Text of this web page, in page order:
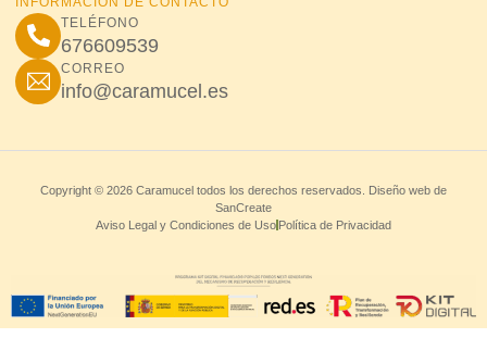
TELÉFONO
676609539
CORREO
info@caramucel.es
Copyright © 2026 Caramucel todos los derechos reservados. Diseño web de
SanCreate
Aviso Legal y Condiciones de Uso Política de Privacidad